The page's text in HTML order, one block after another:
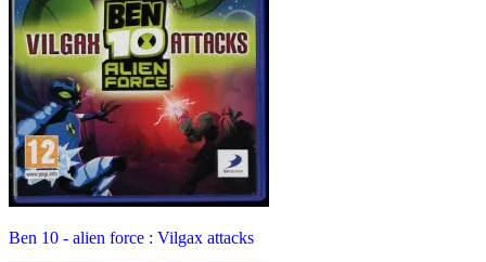
Ben 10 - alien force : Vilgax attacks